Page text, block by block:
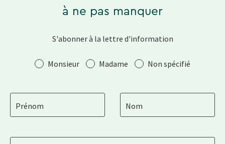
à ne pas manquer
S'abonner à la lettre d'information
SalutationMonsieur Madame Non spécifié
Prénom Nom